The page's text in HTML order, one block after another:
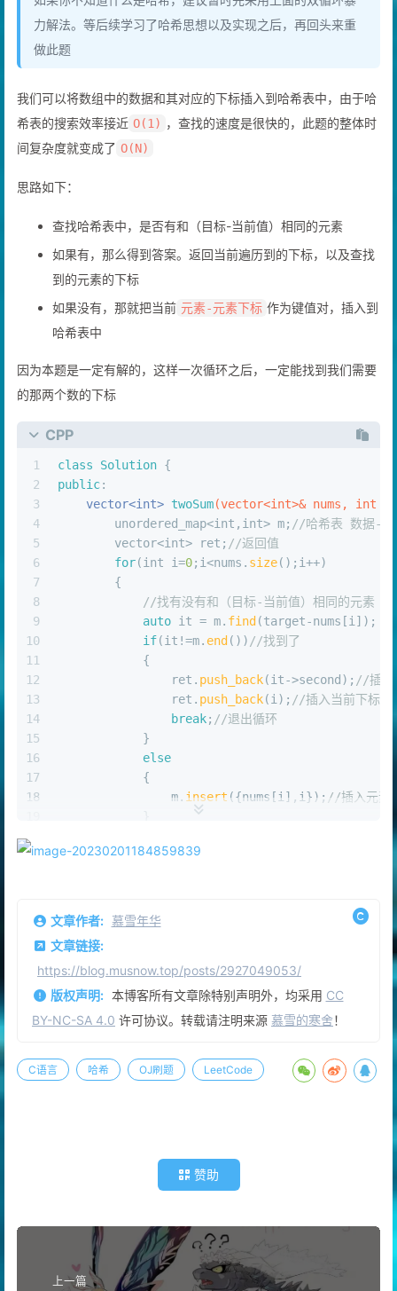
力解法。等后续学习了哈希思想以及实现之后，再回头来重
做此题
我们可以将数组中的数据和其对应的下标插入到哈希表中，由于哈
希表的搜索效率接近 O(1) ，查找的速度是很快的，此题的整体时
间复杂度就变成了 O(N)
思路如下：
查找哈希表中，是否有和（目标-当前值）相同的元素
如果有，那么得到答案。返回当前遍历到的下标，以及查找
到的元素的下标
如果没有，那就把当前 元素-元素下标 作为键值对，插入到
哈希表中
因为本题是一定有解的，这样一次循环之后，一定能找到我们需要
的那两个数的下标
CPP
1
2
3
4
5
6
7
8
9
10
11
12
13
14
15
16
17
18
20
21
class Solution {
public:
vector<int> twoSum(vector<int>& nums, int
        unordered_map<
int , int> m; //哈希表 数据-下
        vector<
int> ret; //返回值
for(int i=0;i<nums. size();i++)
        {
//找有没有和（目标-当前值）相同的元素
auto it = m. find (target-nums[i]);
if(it!=m. end ()) //找到了
            {
                ret.
push_back(it->second); //插入
                ret.
push_back(i); //插入当前下标
break; //退出循环
            }
else
            {
                m.
insert ({nums[i],i}); //插入元素
return ret;
文章作者: 慕雪年华
文章链接:
https://blog.musnow.top/posts/2927049053/
版权声明: 本博客所有文章除特别声明外，均采用 CC
BY-NC-SA 4.0 许可协议。转载请注明来源 慕雪的寒舍！
C语言 哈希 OJ刷题 LeetCode
赞助
上一篇